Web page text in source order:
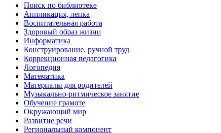
Поиск по библиотеке
Аппликация, лепка
Воспитательная работа
Здоровый образ жизни
Информатика
Конструирование, ручной труд
Коррекционная педагогика
Логопедия
Математика
Материалы для родителей
Музыкально-ритмическое занятие
Обучение грамоте
Окружающий мир
Развитие речи
Региональный компонент